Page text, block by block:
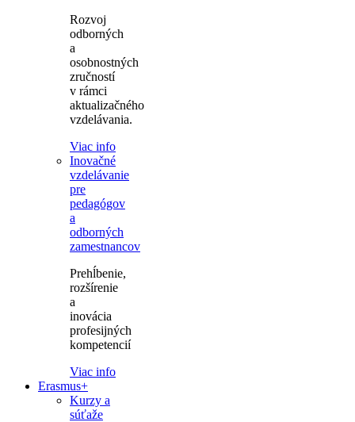
Rozvoj
odborných
a
osobnostných
zručností
v rámci
aktualizačného
vzdelávania.
Viac info
Inovačné
vzdelávanie
pre
pedagógov
a
odborných
zamestnancov
Prehĺbenie,
rozšírenie
a
inovácia
profesijných
kompetencií
Viac info
Erasmus+
Kurzy a
súťaže